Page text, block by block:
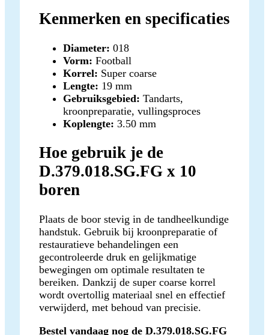
Kenmerken en specificaties
Diameter: 018
Vorm: Football
Korrel: Super coarse
Lengte: 19 mm
Gebruiksgebied: Tandarts,
kroonpreparatie, vullingsproces
Koplengte: 3.50 mm
Hoe gebruik je de
D.379.018.SG.FG x 10
boren
Plaats de boor stevig in de tandheelkundige
handstuk. Gebruik bij kroonpreparatie of
restauratieve behandelingen een
gecontroleerde druk en gelijkmatige
bewegingen om optimale resultaten te
bereiken. Dankzij de super coarse korrel
wordt overtollig materiaal snel en effectief
verwijderd, met behoud van precisie.
Bestel vandaag nog de D.379.018.SG.FG